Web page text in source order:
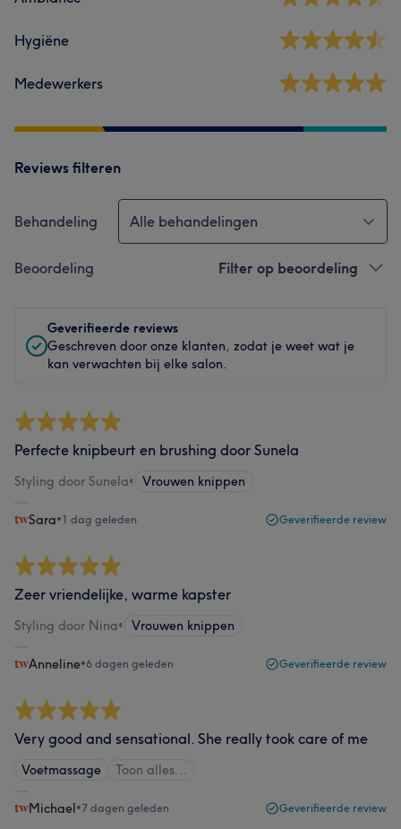
Hygiëne
Medewerkers
Reviews filteren
Behandeling Alle behandelingen
Beoordeling Filter op beoordeling
Geverifieerde reviews
Geschreven door onze klanten, zodat je weet wat je
kan verwachten bij elke salon.
Perfecte knipbeurt en brushing door Sunela
Styling door Sunela• Vrouwen knippen
Sara•1 dag geleden Geverifieerde review
Zeer vriendelijke, warme kapster
Styling door Nina• Vrouwen knippen
Anneline•6 dagen geleden Geverifieerde review
Very good and sensational. She really took care of me
Voetmassage Toon alles…
Michael•7 dagen geleden Geverifieerde review